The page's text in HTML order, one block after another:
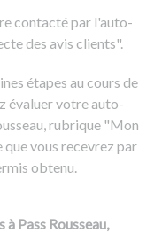
contacté par l'auto-
des avis clients".
étapes au cours de
évaluer votre auto-
rubrique "Mon
vous recevrez par
obtenu.
à Pass Rousseau,